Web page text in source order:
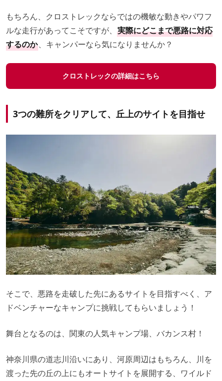
もちろん、クロストレックならではの機敏な動きやパワフ
ルな走行があってこそですが、 実際にどこまで悪路に対応
するのか、キャンパーなら気になりませんか？
クロストレックの詳細はこちら
3つの難所をクリアして、丘上のサイトを目指せ
そこで、悪路を走破した先にあるサイトを目指すべく、ア
ドベンチャーなキャンプに挑戦してもらいましょう！
舞台となるのは、関東の人気キャンプ場、バカンス村！
神奈川県の道志川沿いにあり、河原周辺はもちろん、川を
渡った先の丘の上にもオートサイトを展開する、ワイルド